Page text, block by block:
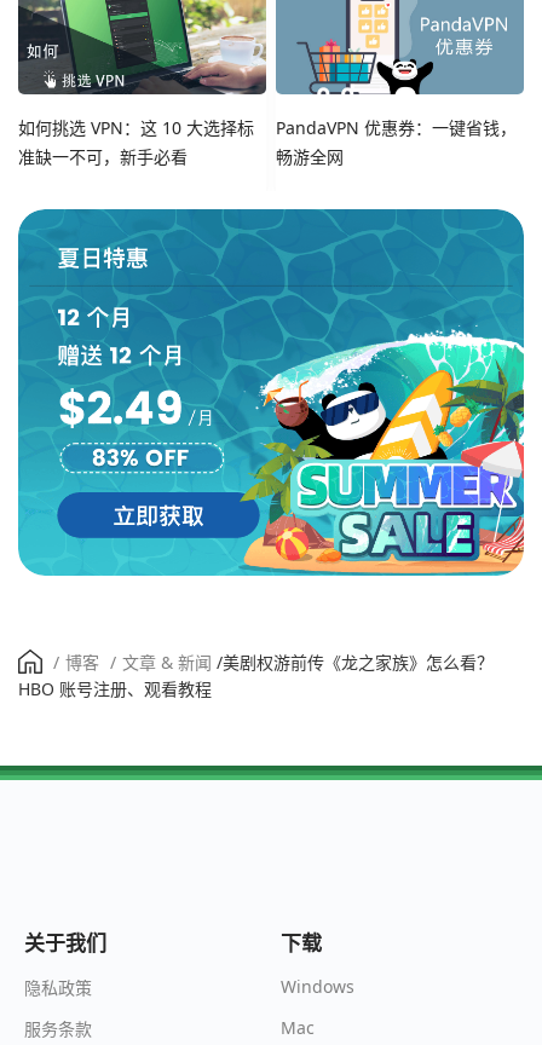
如何挑选 VPN：这 10 大选择标
准缺一不可，新手必看
PandaVPN 优惠券：一键省钱，
畅游全网
/ 博客 / 文章 & 新闻 /美剧权游前传《龙之家族》怎么看？
HBO 账号注册、观看教程
关于我们
隐私政策
服务条款
下载
Windows
Mac